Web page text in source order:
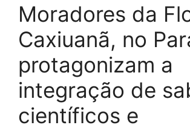
Moradores da
Caxiuanã, no
protagonizam a
integração de
científicos e